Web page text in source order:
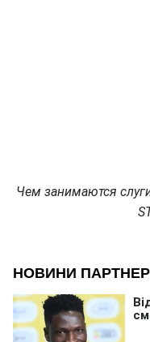
Чем занимаются